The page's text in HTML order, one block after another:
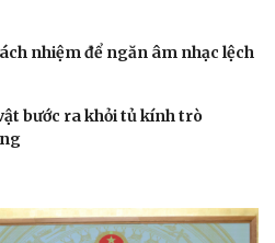
nhiệm để ngăn âm nhạc lệch
bước ra khỏi tủ kính trò